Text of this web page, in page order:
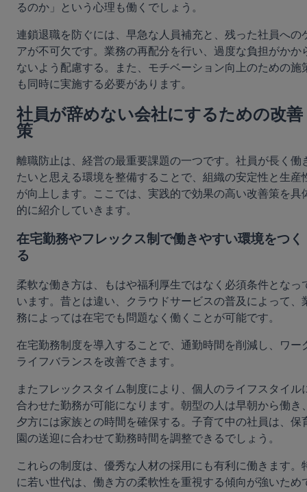
るのか」という心理も働くでしょう。
連鎖退職を防ぐには、早急な人員補充と、残った社員への
アが不可欠です。業務の再配分を行い、過度な負担がかか
ないよう配慮する。また、モチベーション向上のための施
も同時に実施する必要があります。
社員が辞めない会社にするための改善
策
離職防止は、経営の最重要課題の一つです。社員が長く働
たいと思える環境を整備することで、組織の安定性と生産
が向上します。ここでは、実践的で効果の高い改善策を具
的に紹介していきます。
在宅勤務やフレックス制で働きやすい環境をつく
る
柔軟な働き方は、もはや福利厚生ではなく必須条件となっ
います。昔とは違い、クラウドサービスの普及によって、
務によっては在宅でも問題なく働くことが可能です。
在宅勤務制度を導入することで、通勤時間を削減し、ワー
ライフバランスを改善できます。
またフレックスタイム制度により、個人のライフスタイル
合わせた勤務が可能になります。朝型の人は早朝から働き
夕方には家族との時間を確保する。子育て中の社員は、保
園の送迎に合わせて勤務時間を調整できるでしょう。
これらの制度は、優秀な人材の採用にも有利に働きます。
に若い世代は、働き方の柔軟性を重視する傾向が強いため